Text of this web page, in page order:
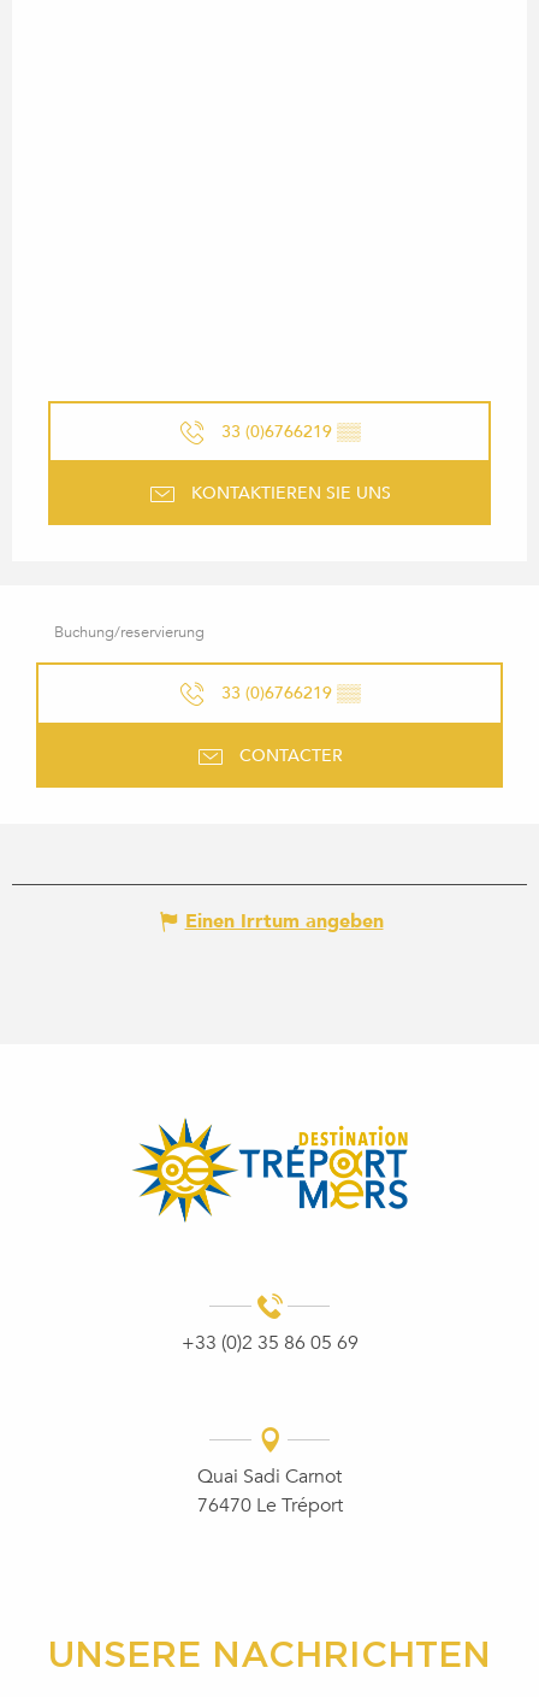
33 (0)6766219 ▒▒
KONTAKTIEREN SIE UNS
Buchung/reservierung
33 (0)6766219 ▒▒
CONTACTER
Einen Irrtum angeben
+33 (0)2 35 86 05 69
Quai Sadi Carnot
76470 Le Tréport
UNSERE NACHRICHTEN